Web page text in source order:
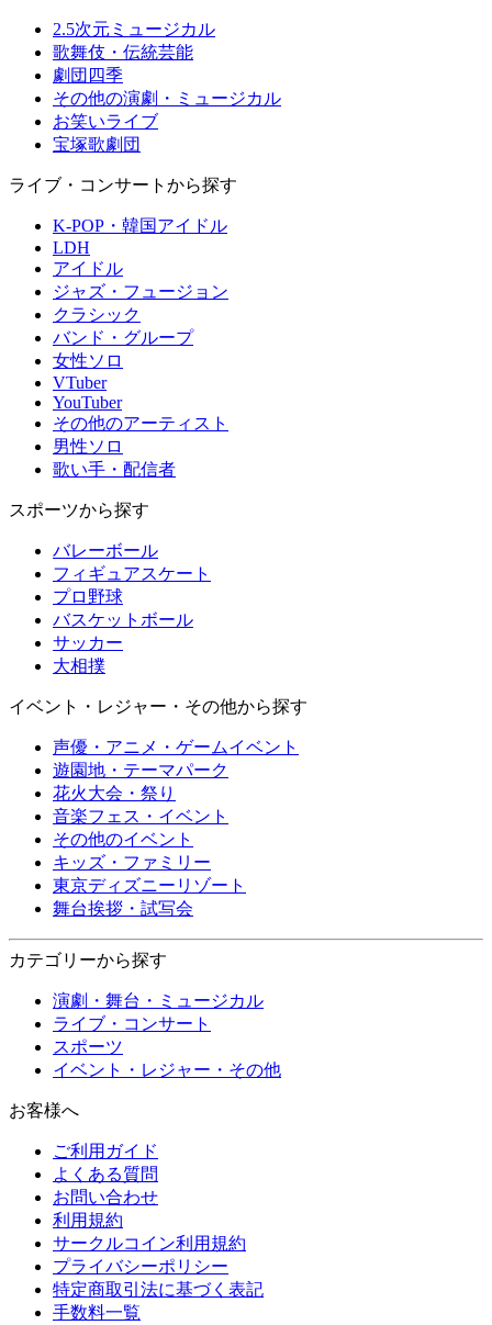
2.5次元ミュージカル
歌舞伎・伝統芸能
劇団四季
その他の演劇・ミュージカル
お笑いライブ
宝塚歌劇団
ライブ・コンサートから探す
K-POP・韓国アイドル
LDH
アイドル
ジャズ・フュージョン
クラシック
バンド・グループ
女性ソロ
VTuber
YouTuber
その他のアーティスト
男性ソロ
歌い手・配信者
スポーツから探す
バレーボール
フィギュアスケート
プロ野球
バスケットボール
サッカー
大相撲
イベント・レジャー・その他から探す
声優・アニメ・ゲームイベント
遊園地・テーマパーク
花火大会・祭り
音楽フェス・イベント
その他のイベント
キッズ・ファミリー
東京ディズニーリゾート
舞台挨拶・試写会
カテゴリーから探す
演劇・舞台・ミュージカル
ライブ・コンサート
スポーツ
イベント・レジャー・その他
お客様へ
ご利用ガイド
よくある質問
お問い合わせ
利用規約
サークルコイン利用規約
プライバシーポリシー
特定商取引法に基づく表記
手数料一覧